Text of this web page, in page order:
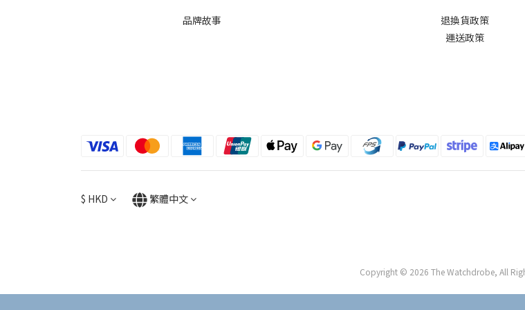
品牌故事
退換貨政策
運送政策
$ HKD 繁體中文
Copyright © 2026 The Watchdrobe, All